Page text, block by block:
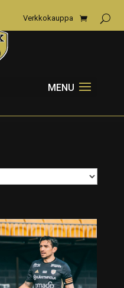
Verkkokauppa